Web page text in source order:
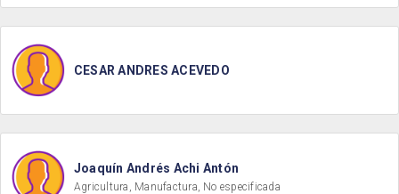
CESAR ANDRES ACEVEDO
Joaquín Andrés Achi Antón
Agricultura, Manufactura, No especificada